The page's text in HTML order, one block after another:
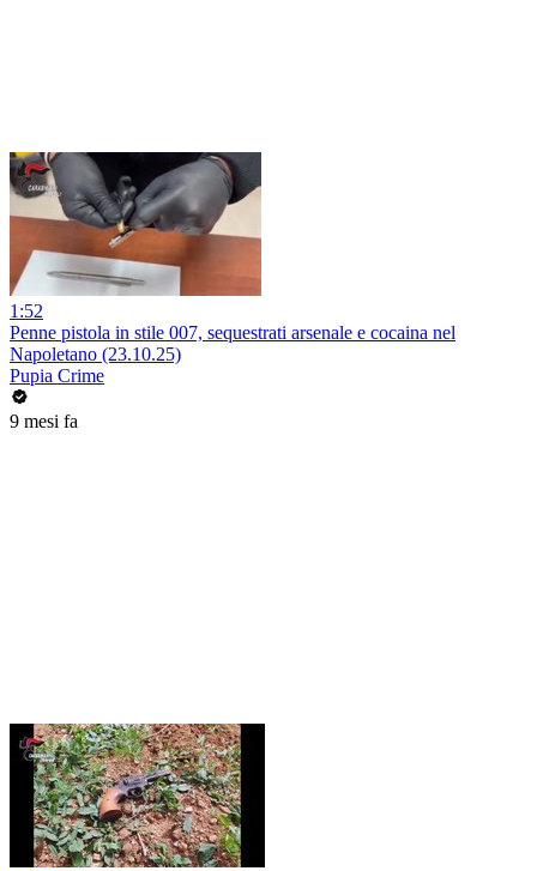
1:52
Penne pistola in stile 007, sequestrati arsenale e cocaina nel
Napoletano (23.10.25)
Pupia Crime
9 mesi fa